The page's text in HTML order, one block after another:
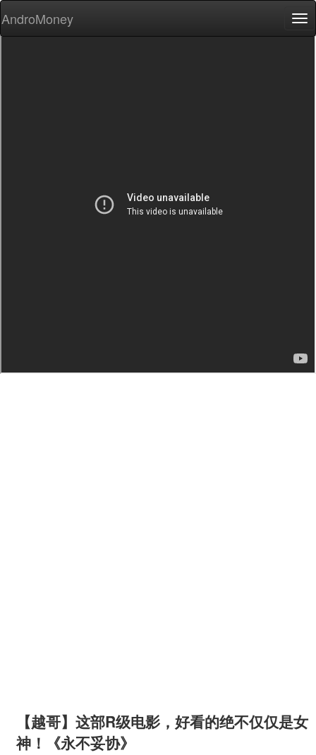
AndroMoney
【越哥】这部R级电影，好看的绝不仅仅是女
神！《永不妥协》